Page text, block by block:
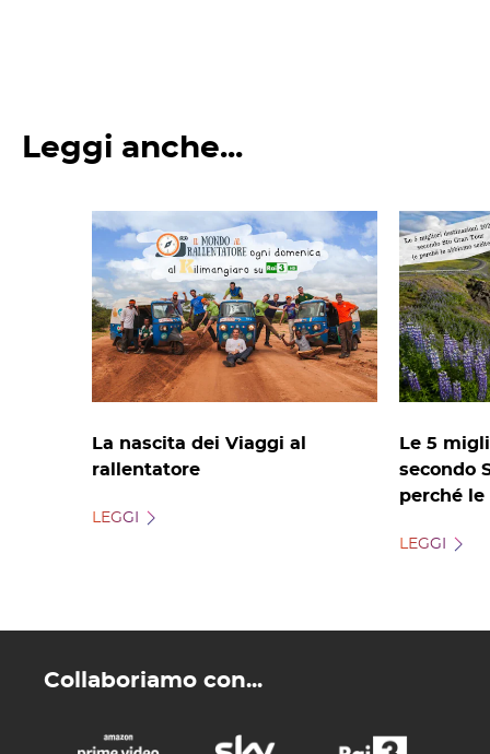
Leggi anche...
La nascita dei Viaggi al
rallentatore
LEGGI
Le 5
secondo
perché
LEGGI
Collaboriamo con...